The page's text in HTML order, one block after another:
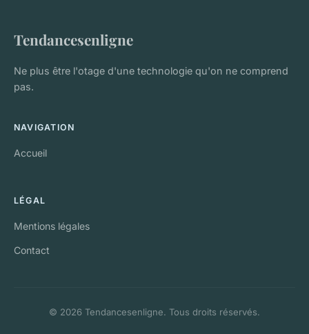
Tendancesenligne
Ne plus être l'otage d'une technologie qu'on ne comprend
pas.
NAVIGATION
Accueil
LÉGAL
Mentions légales
Contact
© 2026 Tendancesenligne. Tous droits réservés.